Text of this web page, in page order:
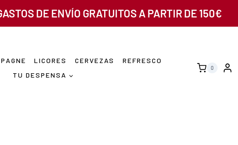
DE ENVÍO GRATUITOS A PARTIR DE 150€
LICORES CERVEZAS
REFRESCO
TU DESPENSA
0